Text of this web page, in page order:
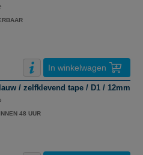
In winkelwagen
/ zelfklevend tape / D1 / 12mm
48 UUR